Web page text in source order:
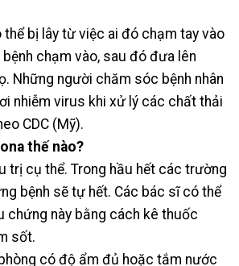
bị lây từ việc ai đó chạm tay vào
chạm vào, sau đó đưa lên
Những người chăm sóc bệnh nhân
nhiễm virus khi xử lý các chất thải
CDC (Mỹ).
thế nào?
trị cụ thể. Trong hầu hết các trường
bệnh sẽ tự hết. Các bác sĩ có thể
chứng này bằng cách kê thuốc
sốt.
có độ ẩm đủ hoặc tắm nước